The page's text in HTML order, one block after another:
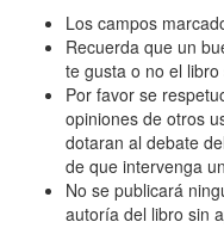
Mr.
Hyde,
El
(Edición
anotada)
Los campos
Recuerda que un
te gusta o no el
Por favor se
opiniones de otros
dotaran al debate
de que intervenga
No se publicará
autoría del libro sin